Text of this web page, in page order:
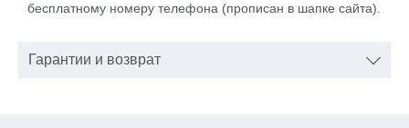
бесплатному номеру телефона (прописан в шапке сайта).
Гарантии и возврат